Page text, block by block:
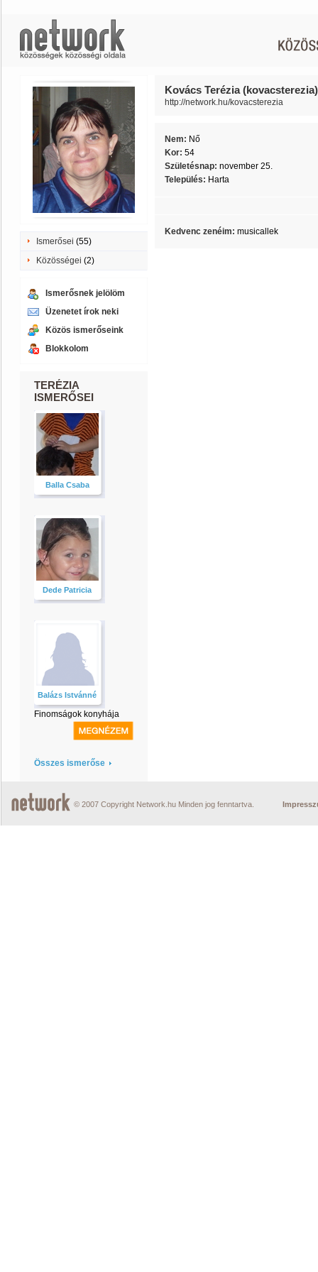
Ismerősei (55)
Közösségei (2)
Ismerősnek jelölöm
Üzenetet írok neki
Közös ismerőseink
Blokkolom
TERÉZIA
ISMERŐSEI
Balla Csaba
Dede Patricia
Balázs Istvánné
Finomságok konyhája
Összes ismerőse
Kovács Terézia (kovacsterezia)
http://network.hu/kovacsterezia
Nem: Nő
Kor: 54
Születésnap: november 25.
Település: Harta
Kedvenc zenéim: musicallek
© 2007 Copyright Network.hu Minden jog fenntartva.